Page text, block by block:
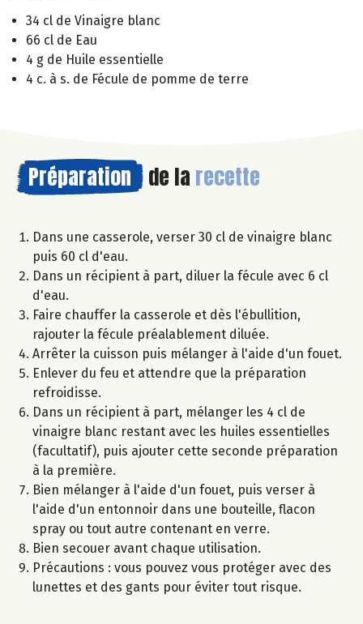
34 cl de Vinaigre blanc
66 cl de Eau
4 g de Huile essentielle
4 c. à s. de Fécule de pomme de terre
Préparation de la recette
Dans une casserole, verser 30 cl de vinaigre blanc
puis 60 cl d'eau.
Dans un récipient à part, diluer la fécule avec 6 cl
d'eau.
Faire chauffer la casserole et dès l'ébullition,
rajouter la fécule préalablement diluée.
Arrêter la cuisson puis mélanger à l'aide d'un fouet.
Enlever du feu et attendre que la préparation
refroidisse.
Dans un récipient à part, mélanger les 4 cl de
vinaigre blanc restant avec les huiles essentielles
(facultatif), puis ajouter cette seconde préparation
à la première.
Bien mélanger à l'aide d'un fouet, puis verser à
l'aide d'un entonnoir dans une bouteille, flacon
spray ou tout autre contenant en verre.
Bien secouer avant chaque utilisation.
Précautions : vous pouvez vous protéger avec des
lunettes et des gants pour éviter tout risque.